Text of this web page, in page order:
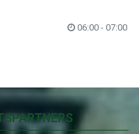
06:00 - 07:00